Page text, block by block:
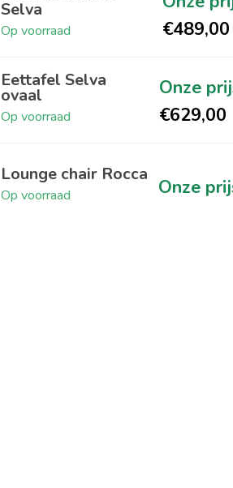
Selva
Op voorraad €489,00
Eettafel Selva
ovaal
Op voorraad €629,00
Lounge chair Rocca
Op voorraad